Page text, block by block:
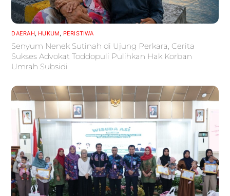
DAERAH, HUKUM, PERISTIWA
Senyum Nenek Sutinah di Ujung Perkara, Cerita
Sukses Advokat Toddopuli Pulihkan Hak Korban
Umrah Subsidi